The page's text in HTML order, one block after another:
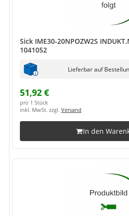
Sick IME30-20NPOZW2S
1041052
Lieferbar auf
51,92 €
pro 1 Stück
inkl. MwSt. zzgl. Versand
In den